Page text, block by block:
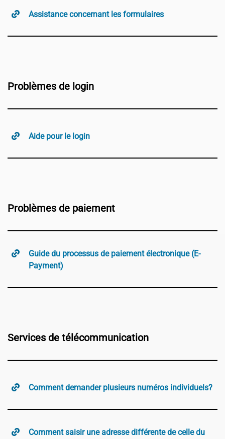
Assistance concernant les formulaires
Problèmes de login
Aide pour le login
Problèmes de paiement
Guide du processus de paiement électronique (E-
Payment)
Services de télécommunication
Comment demander plusieurs numéros individuels?
Comment saisir une adresse différente de celle du